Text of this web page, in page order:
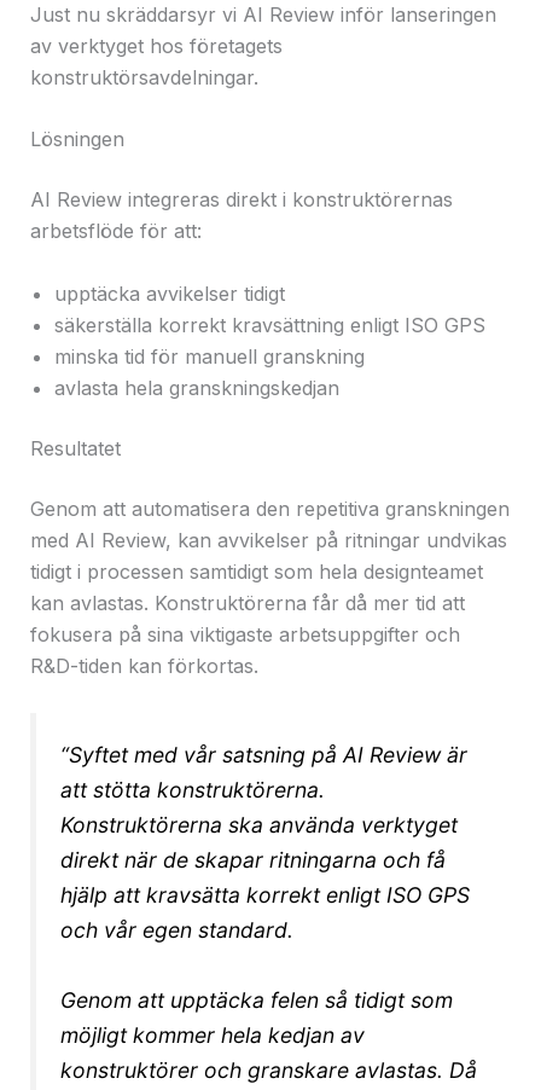
Just nu skräddarsyr vi AI Review inför lanseringen
av verktyget hos företagets
konstruktörsavdelningar.
Lösningen
AI Review integreras direkt i konstruktörernas
arbetsflöde för att:
upptäcka avvikelser tidigt
säkerställa korrekt kravsättning enligt ISO GPS
minska tid för manuell granskning
avlasta hela granskningskedjan
Resultatet
Genom att automatisera den repetitiva granskningen
med AI Review, kan avvikelser på ritningar undvikas
tidigt i processen samtidigt som hela designteamet
kan avlastas. Konstruktörerna får då mer tid att
fokusera på sina viktigaste arbetsuppgifter och
R&D-tiden kan förkortas.
“Syftet med vår satsning på AI Review är
att stötta konstruktörerna.
Konstruktörerna ska använda verktyget
direkt när de skapar ritningarna och få
hjälp att kravsätta korrekt enligt ISO GPS
och vår egen standard.
Genom att upptäcka felen så tidigt som
möjligt kommer hela kedjan av
konstruktörer och granskare avlastas. Då